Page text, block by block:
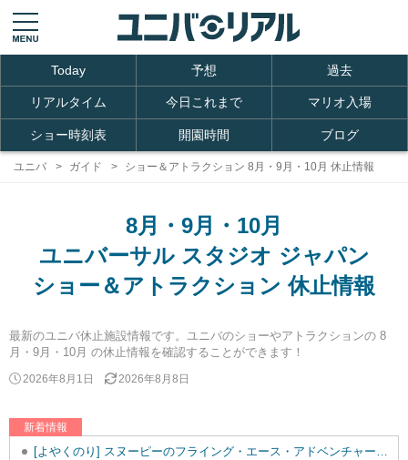
Today 予想 過去
リアルタイム 今日これまで マリオ入場
ショー時刻表 開園時間 ブログ
ユニバ ガイド ショー＆アトラクション 8月・9月・10月 休止情報
8月・9月・10月
ユニバーサル スタジオ ジャパン
ショー＆アトラクション 休止情報
最新のユニバ休止施設情報です。ユニバのショーやアトラクションの 8
月・9月・10月 の休止情報を確認することができます！
2026年8月1日 2026年8月8日
新着情報
[よやくのり] スヌーピーのフライング・エース・アドベンチャーを追加しました。